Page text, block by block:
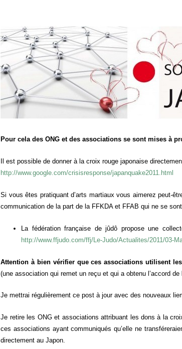
Pour cela des ONG et des associations se sont mises à
Il est possible de donner à la croix rouge japonaise
http://www.google.com/crisisresponse/japanquake2011.html
Si vous êtes pratiquant d’arts martiaux vous aimerez peut-
communication de la part de la FFKDA et FFAB qui ne se
La fédération française de jûdô propose une
http://www.ffjudo.com/ffj/Le-Judo/Actualites/2011/03-
Attention à bien vérifier que ces associations utilisent
(une association qui remet un reçu et qui a obtenu l’accord
Je mettrai régulièrement ce post à jour avec des nouveaux
Je retire les ONG et associations attribuant les dons à la
ces associations ayant communiqués qu’elle ne
directement au Japon.